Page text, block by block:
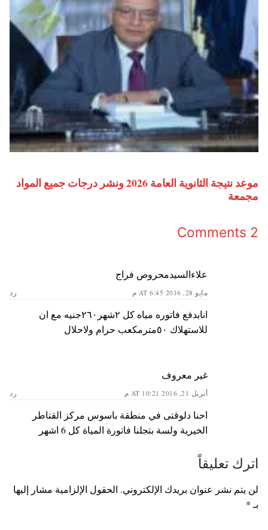
موعد نتيجة الثانوية العامة 2026 ونشر درجات جميع المواد
مجمعة
2 Comments
علاءالسيدمحروص فراج
مايو 28, 2016 AT 6:45 م رد
انابدفع فاتوره مياه كل ٢شهر٢٦٠جنيه مع ان
للاستهلاك ٥٠مترمكعب حرام ولاحلال
غير معروف
أبريل 21, 2016 AT 10:21 م رد
احنا دلوقتى في منطقة باسوس مركز القناطر
الخيرية ولسة بتجلنا فاتورة المياة كل 6 اشهر
اترك تعليقاً
لن يتم نشر عنوان بريدك الإلكتروني. الحقول الإلزامية مشار إليها
بـ*